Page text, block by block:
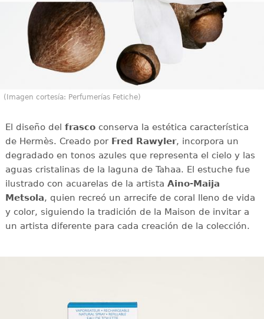
(Imagen cortesía: Perfumerías Fetiche)
El diseño del frascoconserva la estética característica
de Hermès. Creado por Fred Rawyler, incorpora un
degradado en tonos azules que representa el cielo y las
aguas cristalinas de la laguna de Tahaa. El estuche fue
ilustrado con acuarelas de la artista Aino-Maija
Metsola, quien recreó un arrecife de coral lleno de vida
y color, siguiendo la tradición de la Maison de invitar a
un artista diferente para cada creación de la colección.